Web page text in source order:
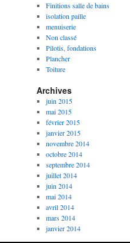
Finitions salle de bains
isolation paille
menuiserie
Non classé
Pilotis, fondations
Plancher
Toiture
Archives
juin 2015
mai 2015
février 2015
janvier 2015
novembre 2014
octobre 2014
septembre 2014
juillet 2014
juin 2014
mai 2014
avril 2014
mars 2014
janvier 2014